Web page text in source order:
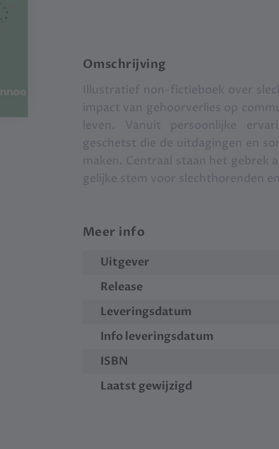
Omschrijving
Illustratief non-fictieboek over
impact van gehoorverlies op
leven. Vanuit persoonlijke
geschetst die de uitdagingen en
maken. Centraal staan het gebrek
gelijke stem voor slechthorenden
Meer info
Uitgever
Release
Leveringsdatum
Info leveringsdatum
ISBN
Laatst gewijzigd